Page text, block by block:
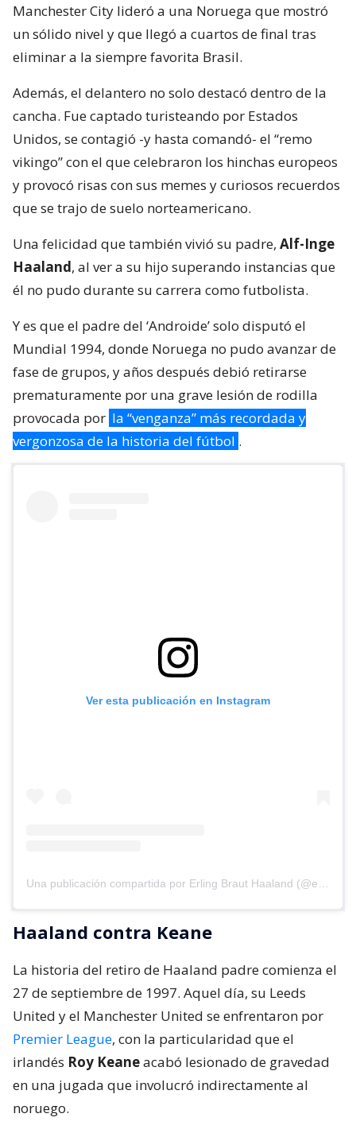
Manchester City lideró a una Noruega que mostró
un sólido nivel y que llegó a cuartos de final tras
eliminar a la siempre favorita Brasil.
Además, el delantero no solo destacó dentro de la
cancha. Fue captado turisteando por Estados
Unidos, se contagió -y hasta comandó- el “remo
vikingo” con el que celebraron los hinchas europeos
y provocó risas con sus memes y curiosos recuerdos
que se trajo de suelo norteamericano.
Una felicidad que también vivió su padre, Alf-Inge
Haaland, al ver a su hijo superando instancias que
él no pudo durante su carrera como futbolista.
Y es que el padre del ‘Androide’ solo disputó el
Mundial 1994, donde Noruega no pudo avanzar de
fase de grupos, y años después debió retirarse
prematuramente por una grave lesión de rodilla
provocada por la “venganza” más recordada y
vergonzosa de la historia del fútbol .
Ver esta publicación en Instagram
Haaland contra Keane
La historia del retiro de Haaland padre comienza el
27 de septiembre de 1997. Aquel día, su Leeds
United y el Manchester United se enfrentaron por
Premier League, con la particularidad que el
irlandés Roy Keaneacabó lesionado de gravedad
en una jugada que involucró indirectamente al
noruego.